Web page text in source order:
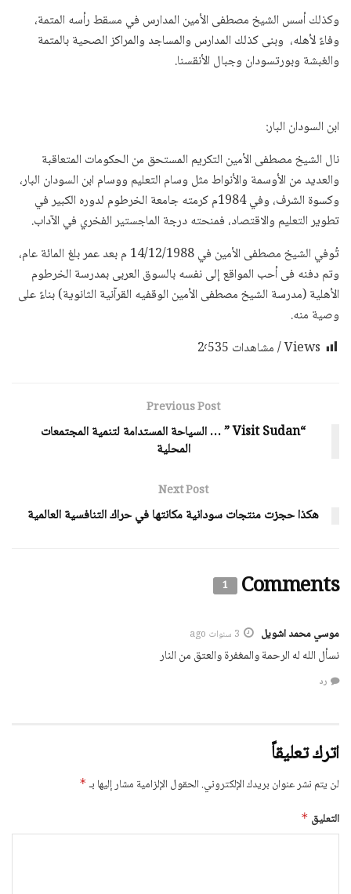
وكذلك أسس الشيخ مصطفى الأمين المدارس في مسقط رأسه المتمة،
وفاءً لأهله، وبنى كذلك المدارس والمساجد والمراكز الصحية بالمتمة
والغبشة وبورتسودان وجبال الأنقسنا.
ابن السودان البار:
نال الشيخ مصطفى الأمين التكريم المستحق من الحكومات المتعاقبة
والعديد من الأوسمة والأنواط مثل وسام التعليم ووسام ابن السودان البار،
وكسوة الشرف، وفي 1984م كرمته جامعة الخرطوم لدوره الكبير في
تطوير التعليم والاقتصاد، فمنحته درجة الماجستير الفخري في الآداب.
تُوفي الشيخ مصطفى الأمين في 14/12/1988 م بعد عمر بلغ المائة عام،
وتم دفنه فى أحب المواقع إلى نفسه بالسوق العربى بمدرسة الخرطوم
الأهلية (مدرسة الشيخ مصطفى الأمين الوقفيه القرآنية الثانوية) بناءً على
وصية منه.
Views / مشاهدات
2٬535
Previous Post
“Visit Sudan ” … السياحة المستدامة لتنمية المجتمعات
المحلية
Next Post
هكذا حجزت منتجات سودانية مكانتها في حراك التنافسية العالمية
Comments
1
موسي محمد اشويل 3 سنوات ago
نسأل الله له الرحمة والمغفرة والعتق من النار
رد
اترك تعليقاً
لن يتم نشر عنوان بريدك الإلكتروني. الحقول الإلزامية مشار إليها بـ*
التعليق *